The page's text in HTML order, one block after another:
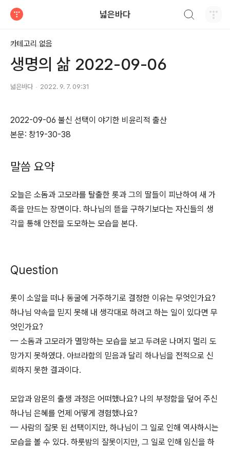
넓은바다
카테고리 없음
생명의 삶 2022-09-06
넓은바다 2022. 9. 7. 09:31
2022-09-06 불신 선택이 야기한 비윤리적 출산
본문: 창19-30-38
말씀 요약
오늘은 소돔과 고모라를 탈출한 롯과 그의 딸들이 피난하여 새 가
족을 만드는 장면이다. 하나님의 뜯을 구하기보다는 자신들의 생
각을 통해 안전을 도모하는 모습을 본다.
Question
롯이 소알을 떠나 동굴에 거주하기로 결정한 이유는 무엇인가요?
하나님 약속을 믿지 못해 내 생각대로 하려고 하는 일이 있다면 무
엇인가요?
— 소돔과 고모라가 멸망하는 모습을 보고 두려운 나머지 멀리 도
망가지 못하였다. 아브라함의 믿음과 달리 하나님을 전적으로 신
뢰하지 못한 결과이다.
모압과 암몬의 출생 과정은 어떠했나요? 나의 부정함을 덮어 주신
하나님 은혜를 언제 어떻게 경험했나요?
— 사람의 잘못 된 선택이지만, 하나님이 그 일로 인해 역사하시는
모습을 볼 수 있다. 하룻밤의 잘못이지만, 그 일로 인해 임신을 하